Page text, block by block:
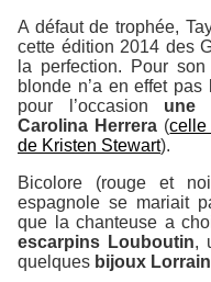
A défaut de trophée,
cette édition 2014 des
la perfection. Pour
blonde n’a en effet
pour l’occasion une
Carolina Herrera (
de Kristen Stewart).
Bicolore (rouge et
espagnole se mariait
que la chanteuse a
escarpins Louboutin,
quelques bijoux